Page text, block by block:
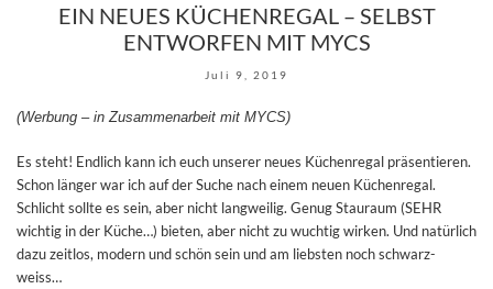
EIN NEUES KÜCHENREGAL – SELBST
ENTWORFEN MIT MYCS
Juli 9, 2019
(Werbung – in Zusammenarbeit mit MYCS)
Es steht! Endlich kann ich euch unserer neues Küchenregal präsentieren.
Schon länger war ich auf der Suche nach einem neuen Küchenregal.
Schlicht sollte es sein, aber nicht langweilig. Genug Stauraum (SEHR
wichtig in der Küche…) bieten, aber nicht zu wuchtig wirken. Und natürlich
dazu zeitlos, modern und schön sein und am liebsten noch schwarz-
weiss…